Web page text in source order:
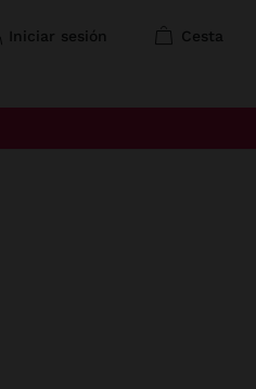
iniciar sesión cesta